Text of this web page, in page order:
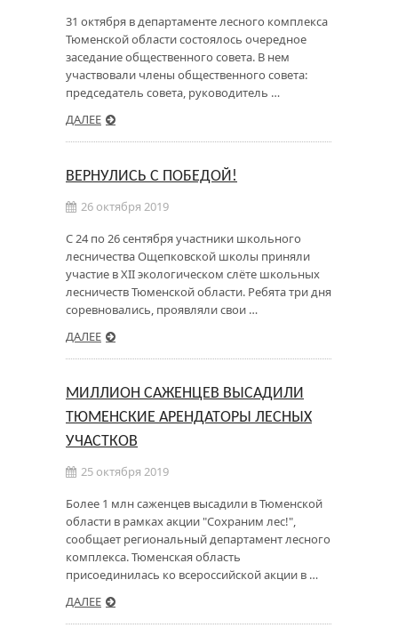
31 октября в департаменте лесного комплекса
Тюменской области состоялось очередное
заседание общественного совета. В нем
участвовали члены общественного совета:
председатель совета, руководитель …
ДАЛЕЕ
ВЕРНУЛИСЬ С ПОБЕДОЙ!
26 октября 2019
С 24 по 26 сентября участники школьного
лесничества Ощепковской школы приняли
участие в XII экологическом слёте школьных
лесничеств Тюменской области. Ребята три дня
соревновались, проявляли свои …
ДАЛЕЕ
МИЛЛИОН САЖЕНЦЕВ ВЫСАДИЛИ
ТЮМЕНСКИЕ АРЕНДАТОРЫ ЛЕСНЫХ
УЧАСТКОВ
25 октября 2019
Более 1 млн саженцев высадили в Тюменской
области в рамках акции "Сохраним лес!",
сообщает региональный департамент лесного
комплекса. Тюменская область
присоединилась ко всероссийской акции в …
ДАЛЕЕ